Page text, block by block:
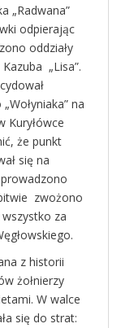
„Radwana”
odpierając
oddziały
„Lisa”.
na
Kuryłówce
że punkt
się na
zwożono
za
z historii
żołnierzy
W walce
się do strat: